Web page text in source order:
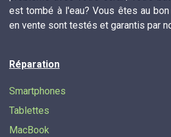
est tombé à l'eau? Vous êtes au
en vente sont testés et garantis par
Réparation
Smartphones
Tablettes
MacBook